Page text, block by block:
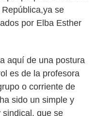
se
por Elba Esther
aquí de una postura
es de la profesora
o corriente de
sido un simple y
sindical, que se